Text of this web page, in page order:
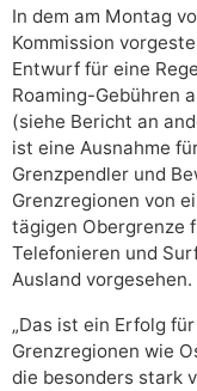
In dem am Montag
Kommission
Entwurf für eine
Roaming-Gebühren
(siehe Bericht an
ist eine Ausnahme
Grenzpendler und
Grenzregionen von
tägigen Obergrenze
Telefonieren und
Ausland vorgesehen.
„Das ist ein Erfolg für
Grenzregionen wie
die besonders stark